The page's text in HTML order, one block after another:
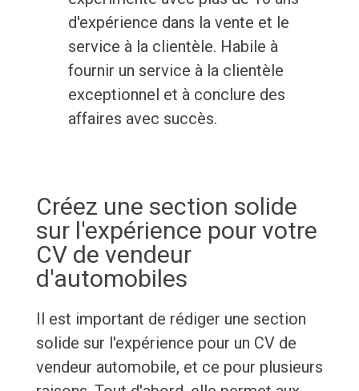
d'expérience dans la vente et le
service à la clientèle. Habile à
fournir un service à la clientèle
exceptionnel et à conclure des
affaires avec succès.
Créez une section solide
sur l'expérience pour votre
CV de vendeur
d'automobiles
Il est important de rédiger une section
solide sur l'expérience pour un CV de
vendeur automobile, et ce pour plusieurs